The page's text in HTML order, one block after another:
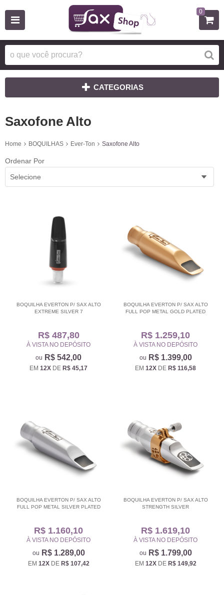
0
CATEGORIAS
Saxofone Alto
Home BOQUILHAS Ever-Ton Saxofone Alto
Ordenar Por
Selecione
BOQUILHA EVERTON P/ SAX ALTO
EXTREME SILVER 7
R$ 487,80
À VISTA NO DEPÓSITO
R$ 542,00
EM 12X DE R$ 45,17
BOQUILHA EVERTON P/ SAX ALTO
FULL POP METAL GOLD PLATED
R$ 1.259,10
À VISTA NO DEPÓSITO
R$ 1.399,00
EM 12X DE R$ 116,58
BOQUILHA EVERTON P/ SAX ALTO
FULL POP METAL SILVER PLATED
R$ 1.160,10
À VISTA NO DEPÓSITO
R$ 1.289,00
EM 12XDE R$ 107,42
BOQUILHA EVERTON P/ SAX ALTO
STRENGTH SILVER
R$ 1.619,10
À VISTA NO DEPÓSITO
R$ 1.799,00
EM 12XDE R$ 149,92